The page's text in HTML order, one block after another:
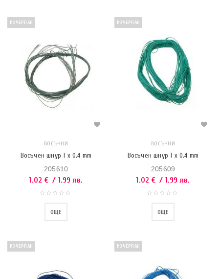
ИЗЧЕРПАН
ВОСЪЧНИ
Восъчен шнур 1 x 0.4 mm
205610
1.02 € / 1.99 лв.
ОЩЕ
ИЗЧЕРПАН
ВОСЪЧНИ
Восъчен шнур 1 x 0.4 mm
205609
1.02 € / 1.99 лв.
ОЩЕ
ИЗЧЕРПАН ИЗЧЕРПАН